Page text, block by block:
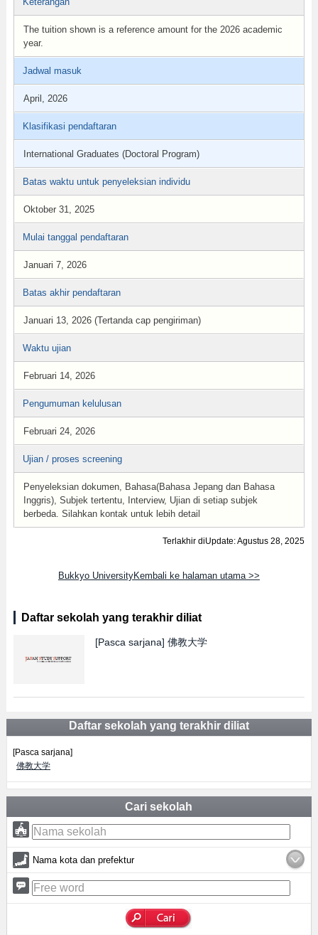
The tuition shown is a reference amount for the 2026 academic
year.
Jadwal masuk
April, 2026
Klasifikasi pendaftaran
International Graduates (Doctoral Program)
Batas waktu untuk penyeleksian individu
Oktober 31, 2025
Mulai tanggal pendaftaran
Januari 7, 2026
Batas akhir pendaftaran
Januari 13, 2026 (Tertanda cap pengiriman)
Waktu ujian
Februari 14, 2026
Pengumuman kelulusan
Februari 24, 2026
Ujian / proses screening
Penyeleksian dokumen, Bahasa(Bahasa Jepang dan Bahasa
Inggris), Subjek tertentu, Interview, Ujian di setiap subjek
berbeda. Silahkan kontak untuk lebih detail
Terlakhir diUpdate: Agustus 28, 2025
Bukkyo UniversityKembali ke halaman utama >>
Daftar sekolah yang terakhir diliat
[Pasca sarjana] 佛教大学
Daftar sekolah yang terakhir diliat
[Pasca sarjana]
佛教大学
Cari sekolah
Nama kota dan prefektur